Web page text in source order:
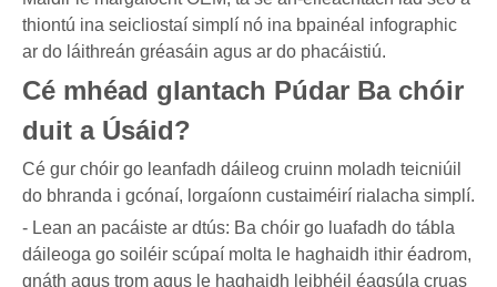
thiontú ina seicliostaí simplí nó ina bpainéal infographic
ar do láithreán gréasáin agus ar do phacáistiú.
Cé mhéad glantach Púdar Ba chóir
duit a Úsáid?
Cé gur chóir go leanfadh dáileog cruinn moladh teicniúil
do bhranda i gcónaí, lorgaíonn custaiméirí rialacha simplí.
- Lean an pacáiste ar dtús: Ba chóir go luafadh do tábla
dáileoga go soiléir scúpaí molta le haghaidh ithir éadrom,
gnáth agus trom agus le haghaidh leibhéil éagsúla cruas